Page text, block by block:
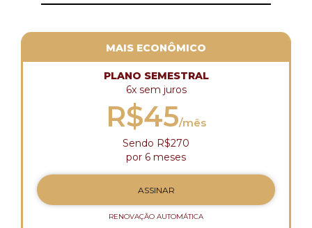
MAIS ECONÔMICO
PLANO SEMESTRAL
6x sem juros
R$45/mês
Sendo R$270
por 6 meses
ASSINAR
RENOVAÇÃO AUTOMÁTICA